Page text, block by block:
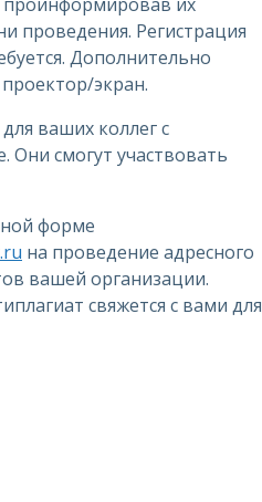
проведения. Регистрация
Дополнительно
экран.
ваших коллег с
смогут участвовать
форме
на проведение адресного
вашей организации.
свяжется с вами для